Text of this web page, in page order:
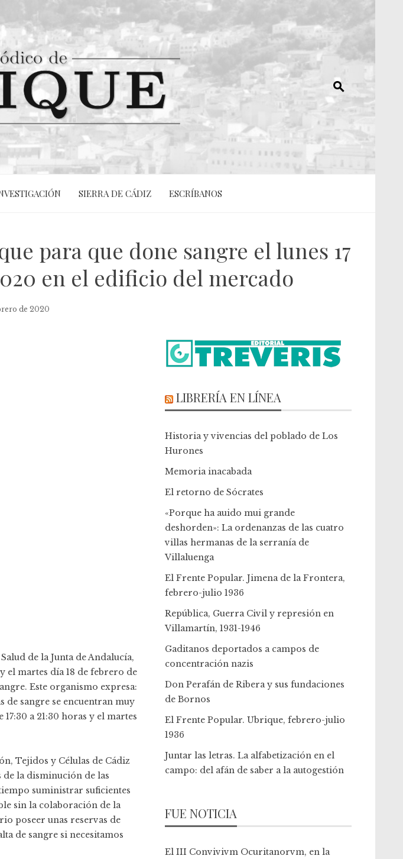
SIERRA DE CÁDIZ ESCRÍBANOS
para que done sangre el lunes 17
en el edificio del mercado
de 2020
de la Junta de Andalucía,
el martes día 18 de febrero de
Este organismo expresa:
de sangre se encuentran muy
17:30 a 21:30 horas y el martes
Tejidos y Células de Cádiz
de la disminución de las
suministrar suficientes
sin la colaboración de la
poseer unas reservas de
de sangre si necesitamos
LIBRERÍA EN LÍNEA
Historia y vivencias del poblado de Los
Hurones
Memoria inacabada
El retorno de Sócrates
«Porque ha auido mui grande
deshorden»: La ordenanzas de las cuatro
villas hermanas de la serranía de
Villaluenga
El Frente Popular. Jimena de la Frontera,
febrero-julio 1936
República, Guerra Civil y represión en
Villamartín, 1931-1946
Gaditanos deportados a campos de
concentración nazis
Don Perafán de Ribera y sus fundaciones
de Bornos
El Frente Popular. Ubrique, febrero-julio
1936
Juntar las letras. La alfabetización en el
campo: del afán de saber a la autogestión
FUE NOTICIA
El III Convivivm Ocuritanorvm, en la